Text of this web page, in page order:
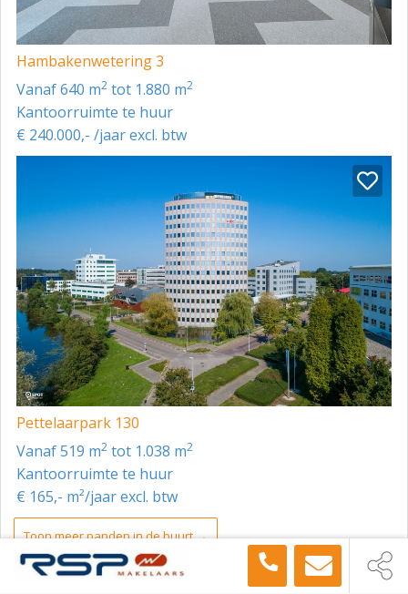
Hambakenwetering 3
vanaf 640 m2 tot 1.880 m2
Kantoorruimte te huur
€ 240.000,- /jaar excl. btw
Pettelaarpark 130
vanaf 519 m2 tot 1.038 m2
Kantoorruimte te huur
€ 165,- m²/jaar excl. btw
Toon meer panden in de buurt →